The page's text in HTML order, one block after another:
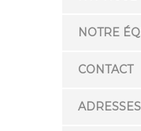
NOTRE
CONTACT
ADRESSES